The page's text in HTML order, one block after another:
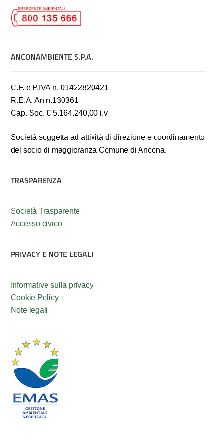
ANCONAMBIENTE S.P.A.
C.F. e P.IVA n. 01422820421
R.E.A. An n.130361
Cap. Soc. € 5.164.240,00 i.v.
Società soggetta ad attività di direzione e coordinamento
del socio di maggioranza Comune di Ancona.
TRASPARENZA
Società Trasparente
Accesso civico
PRIVACY E NOTE LEGALI
Informative sulla privacy
Cookie Policy
Note legali